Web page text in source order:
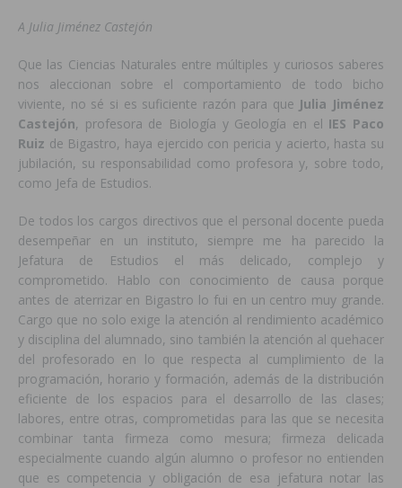
A Julia Jiménez Castejón
Que las Ciencias Naturales entre múltiples y curiosos saberes
nos aleccionan sobre el comportamiento de todo bicho
viviente, no sé si es suficiente razón para que Julia Jiménez
Castejón, profesora de Biología y Geología en el IES Paco
Ruiz de Bigastro, haya ejercido con pericia y acierto, hasta su
jubilación, su responsabilidad como profesora y, sobre todo,
como Jefa de Estudios.
De todos los cargos directivos que el personal docente pueda
desempeñar en un instituto, siempre me ha parecido la
Jefatura de Estudios el más delicado, complejo y
comprometido. Hablo con conocimiento de causa porque
antes de aterrizar en Bigastro lo fui en un centro muy grande.
Cargo que no solo exige la atención al rendimiento académico
y disciplina del alumnado, sino también la atención al quehacer
del profesorado en lo que respecta al cumplimiento de la
programación, horario y formación, además de la distribución
eficiente de los espacios para el desarrollo de las clases;
labores, entre otras, comprometidas para las que se necesita
combinar tanta firmeza como mesura; firmeza delicada
especialmente cuando algún alumno o profesor no entienden
que es competencia y obligación de esa jefatura notar las